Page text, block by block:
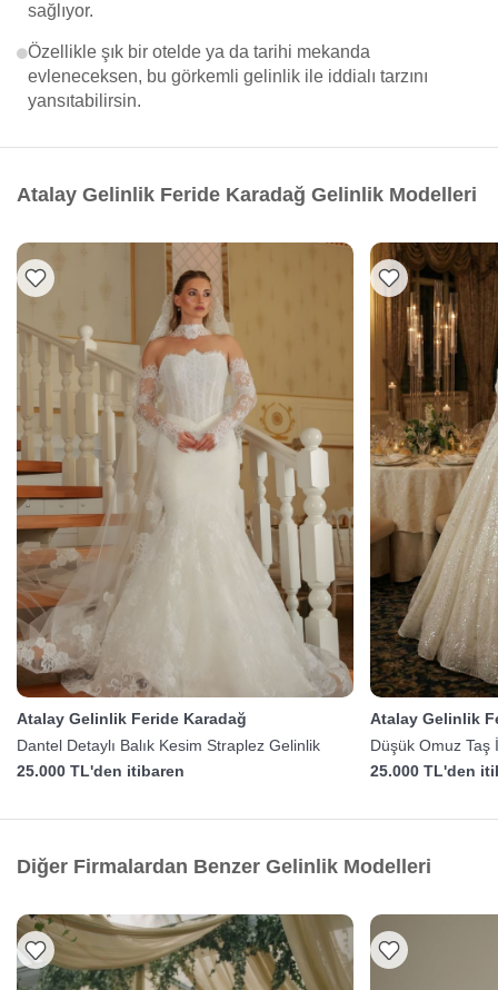
sağlıyor.
Özellikle şık bir otelde ya da tarihi mekanda
evleneceksen, bu görkemli gelinlik ile iddialı tarzını
yansıtabilirsin.
Atalay Gelinlik Feride Karadağ Gelinlik Modelleri
Atalay Gelinlik Feride Karadağ
Dantel Detaylı Balık Kesim Straplez Gelinlik
25.000 TL'den itibaren
Atalay Gelinlik
Düşük Omuz Taş
25.000 TL'den
Diğer Firmalardan Benzer Gelinlik Modelleri